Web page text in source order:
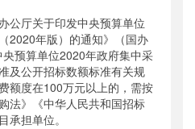
厅关于印发中央预算单位
2020年版）的通知》（国办
预算单位2020年政府集中采
及公开招标数额标准有关规
额度在100万元以上的，需按
法》《中华人民共和国招标
承担单位。